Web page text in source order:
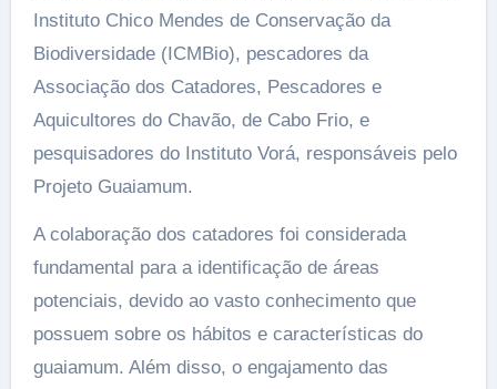
Instituto Chico Mendes de Conservação da
Biodiversidade (ICMBio), pescadores da
Associação dos Catadores, Pescadores e
Aquicultores do Chavão, de Cabo Frio, e
pesquisadores do Instituto Vorá, responsáveis pelo
Projeto Guaiamum.
A colaboração dos catadores foi considerada
fundamental para a identificação de áreas
potenciais, devido ao vasto conhecimento que
possuem sobre os hábitos e características do
guaiamum. Além disso, o engajamento das